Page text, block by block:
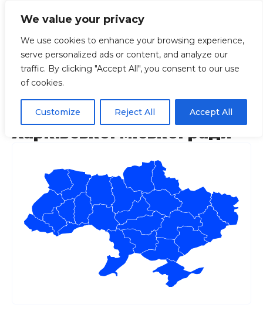
We value your privacy
We use cookies to enhance your browsing experience,
serve personalized ads or content, and analyze our
traffic. By clicking "Accept All", you consent to our use
of cookies.
Customize Reject All Accept All
Головна Регіони Харківська Портал
Портал департаменту
територіального контролю
Харківської міської ради